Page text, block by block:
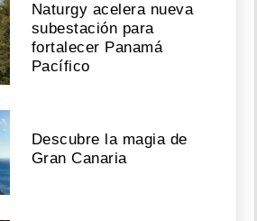
Naturgy acelera nueva
subestación para
fortalecer Panamá
Pacífico
Descubre la magia de
Gran Canaria